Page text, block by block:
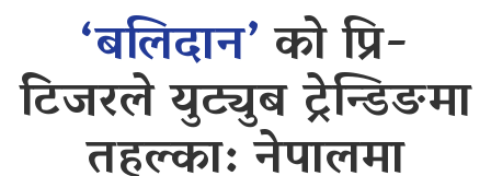
‘बलिदान’को प्रि-
टिजरले युट्युब ट्रेन्डिङमा